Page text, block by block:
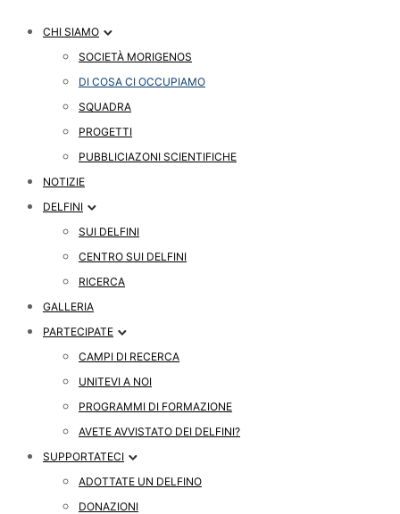
CHI SIAMO
SOCIETÀ MORIGENOS
DI COSA CI OCCUPIAMO
SQUADRA
PROGETTI
PUBBLICIAZONI SCIENTIFICHE
NOTIZIE
DELFINI
SUI DELFINI
CENTRO SUI DELFINI
RICERCA
GALLERIA
PARTECIPATE
CAMPI DI RECERCA
UNITEVI A NOI
PROGRAMMI DI FORMAZIONE
AVETE AVVISTATO DEI DELFINI?
SUPPORTATECI
ADOTTATE UN DELFINO
DONAZIONI